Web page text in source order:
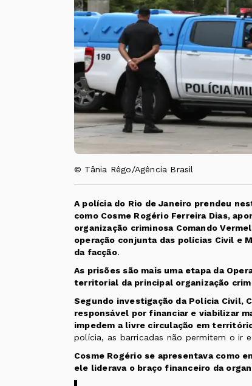
© Tânia Rêgo/Agência Brasil
A polícia do Rio de Janeiro prendeu
como Cosme Rogério Ferreira Dias,
organização criminosa Comando
operação conjunta das polícias Civil e
da facção.
As prisões são mais uma etapa da
territorial da principal organização
Segundo investigação da Polícia Civil,
responsável por financiar e viabilizar
impedem a livre circulação em
polícia, as barricadas não permitem o ir
Cosme Rogério se apresentava como
ele liderava o braço financeiro da